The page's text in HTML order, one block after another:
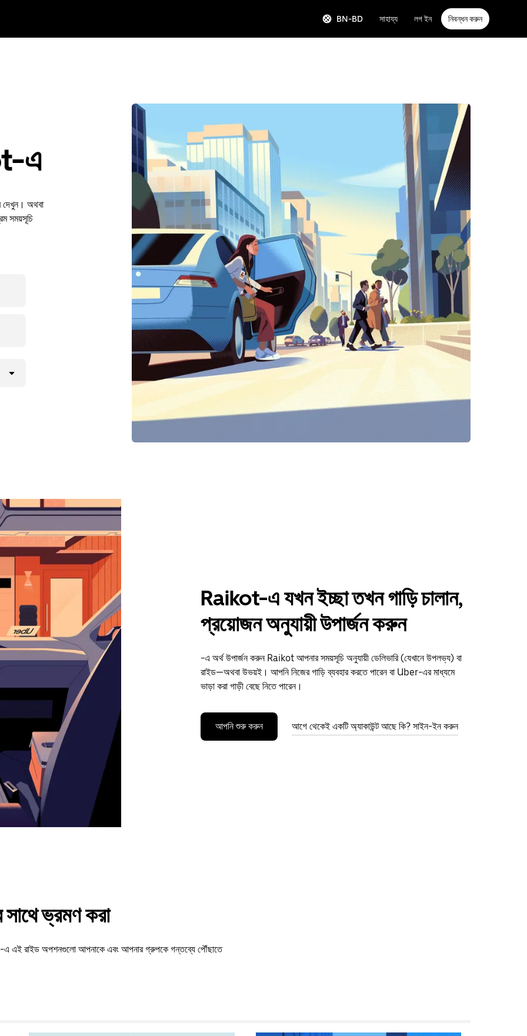
BN-BD সাহায্য লগ ইন নিবন্ধন করুন
এ
দেখুন। অথবা
সময়সূচি
Raikot-এ যখন ইচ্ছা তখন গাড়ি চালান,
প্রয়োজন অনুযায়ী উপার্জন করুন
-এ অর্থ উপার্জন করুন Raikot আপনার সময়সূচি অনুযায়ী ডেলিভারি (যেখানে উপলভ্য) বা
রাইড—অথবা উভয়ই। আপনি নিজের গাড়ি ব্যবহার করতে পারেন বা Uber-এর মাধ্যমে
ভাড়া করা গাড়ী বেছে নিতে পারেন।
আপনি শুরু করুন আগে থেকেই একটি অ্যাকাউন্ট আছে কি? সাইন-ইন করুন
ভ্রমণ করা
এ এই রাইড অপশনগুলো আপনাকে এবং আপনার গ্রুপকে গন্তব্যে পৌঁছাতে